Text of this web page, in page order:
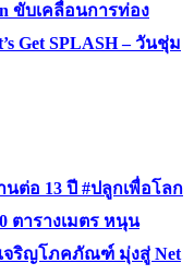
ขับเคลื่อนการท่อง
Get SPLASH – วันชุ่ม
ต่อ 13 ปี #ปลูกเพื่อโลก
ตารางเมตร หนุน
จริญโภคภัณฑ์ มุ่งสู่ Net